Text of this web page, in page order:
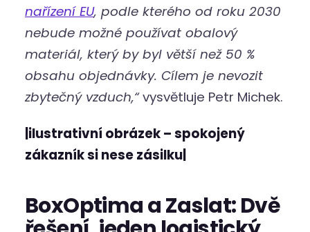
nařízení EU, podle kterého od roku 2030
nebude možné používat obalový
materiál, který by byl větší než 50 %
obsahu objednávky. Cílem je nevozit
zbytečný vzduch,“vysvětluje Petr Michek.
|ilustrativní obrázek – spokojený
zákazník si nese zásilku|
BoxOptima a Zaslat: Dvě